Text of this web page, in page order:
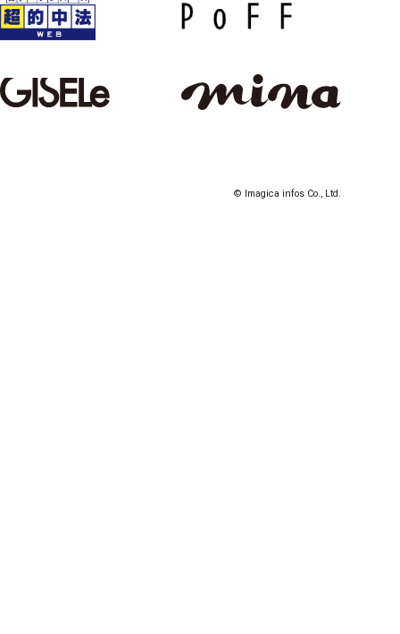
© Imagica infos Co., Ltd.